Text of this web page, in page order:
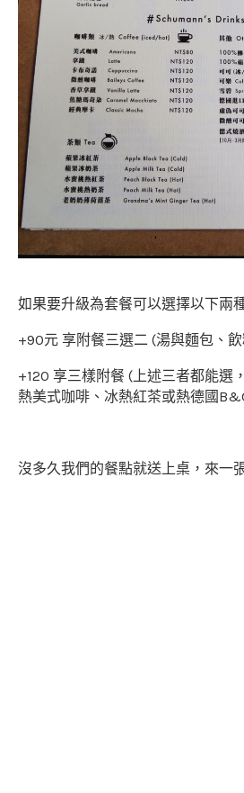
如果要升級為套餐可以選擇以下兩
+90元 享附餐三選二 (湯與麵包、
+120 享三樣附餐 ( 上述三者都能選
熱美式咖啡、冰熱紅茶或熱德國
沒多久我們的餐點就送上桌，來一